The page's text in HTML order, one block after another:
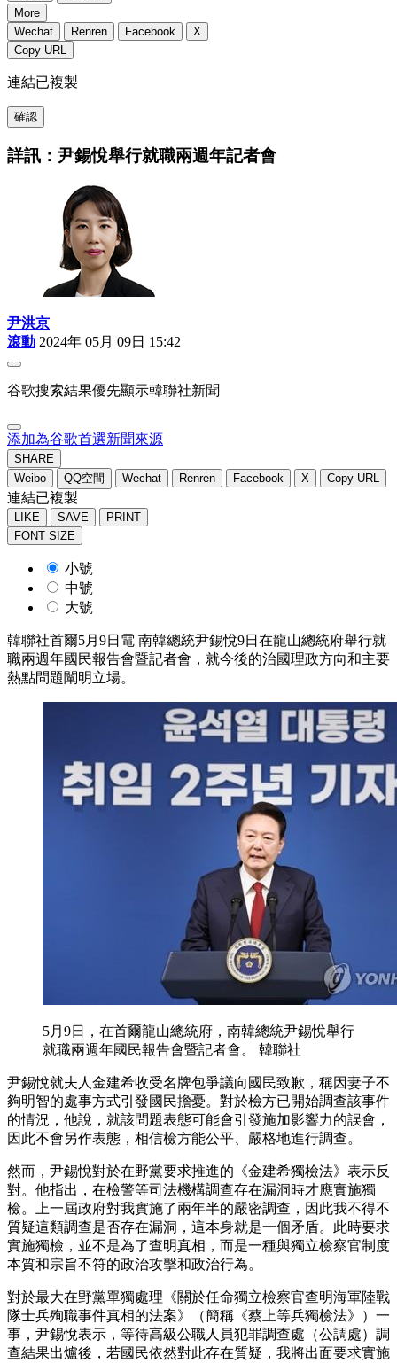
More
Wechat
Renren Facebook
X
Copy URL
連結已複製
確認
詳訊：尹錫悅舉行就職兩週年記者會
尹洪京
滾動 2024年 05月 09日 15:42
谷歌搜索結果優先顯示韓聯社新聞
添加為谷歌首選新聞來源
SHARE
Weibo
QQ空間 Wechat Renren Facebook X Copy URL
連結已複製
LIKE SAVE
PRINT
FONT SIZE
小號
中號
大號
韓聯社首爾5月9日電 南韓總統尹錫悅9日在龍山總統府舉行就
職兩週年國民報告會暨記者會，就今後的治國理政方向和主要
熱點問題闡明立場。
5月9日，在首爾龍山總統府，南韓總統尹錫悅舉行
就職兩週年國民報告會暨記者會。 韓聯社
尹錫悅就夫人金建希收受名牌包爭議向國民致歉，稱因妻子不
夠明智的處事方式引發國民擔憂。對於檢方已開始調查該事件
的情況，他說，就該問題表態可能會引發施加影響力的誤會，
因此不會另作表態，相信檢方能公平、嚴格地進行調查。
然而，尹錫悅對於在野黨要求推進的《金建希獨檢法》表示反
對。他指出，在檢警等司法機構調查存在漏洞時才應實施獨
檢。上一屆政府對我實施了兩年半的嚴密調查，因此我不得不
質疑這類調查是否存在漏洞，這本身就是一個矛盾。此時要求
實施獨檢，並不是為了查明真相，而是一種與獨立檢察官制度
本質和宗旨不符的政治攻擊和政治行為。
對於最大在野黨單獨處理《關於任命獨立檢察官查明海軍陸戰
隊士兵殉職事件真相的法案》（簡稱《蔡上等兵獨檢法》）一
事，尹錫悅表示，等待高級公職人員犯罪調查處（公調處）調
查結果出爐後，若國民依然對此存在質疑，我將出面要求實施